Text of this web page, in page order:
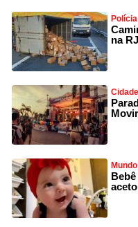
Polícia
na
Mundo